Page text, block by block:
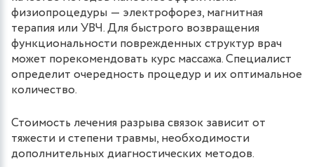
физиопроцедуры ― электрофорез, магнитная
терапия или УВЧ. Для быстрого возвращения
функциональности поврежденных структур врач
может порекомендовать курс массажа. Специалист
определит очередность процедур и их оптимальное
количество.
Стоимость лечения разрыва связок зависит от
тяжести и степени травмы, необходимости
дополнительных диагностических методов.